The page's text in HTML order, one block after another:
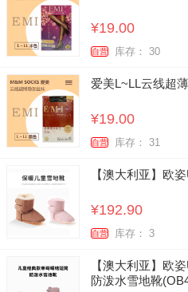
¥19.00
自营 库存： 30
爱美L~LL云线超
¥19.00
自营 库存： 31
【澳大利亚】欧
¥192.90
自营 库存： 3
【澳大利亚】欧
防泼水雪地靴